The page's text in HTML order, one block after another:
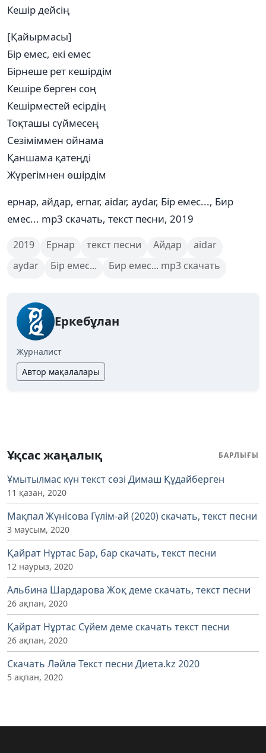
Кешір дейсің
[Қайырмасы]
Бір емес, екі емес
Бірнеше рет кешірдім
Кешіре берген соң
Кешірместей есірдің
Тоқташы сүймесең
Сезіміммен ойнама
Қаншама қатеңді
Жүрегімнен өшірдім
ернар, айдар, ernar, aidar, aydar, Бір емес..., Бир
емес... mp3 скачать, текст песни, 2019
2019 Ернар текст песни Айдар
aidar
aydar
Бір емес... Бир емес... mp3 скачать
Еркебұлан
Журналист
Автор мақалалары
Ұқсас жаңалық БАРЛЫҒЫ
Ұмытылмас күн текст сөзі Димаш Құдайберген
11 қазан, 2020
Мақпал Жүнісова Гүлім-ай (2020) скачать, текст песни
3 маусым, 2020
Қайрат Нұртас Бар, бар скачать, текст песни
12 наурыз, 2020
Альбина Шардарова Жоқ деме скачать, текст песни
26 ақпан, 2020
Қайрат Нұртас Сүйем деме скачать текст песни
26 ақпан, 2020
Скачать Ләйлә Текст песни Диета.kz 2020
5 ақпан, 2020